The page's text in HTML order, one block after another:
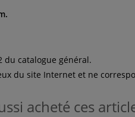
du catalogue général.
du site Internet et ne
acheté ces